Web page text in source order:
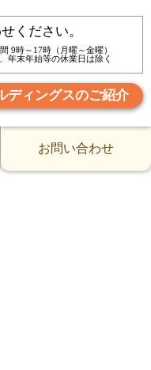
ください。
9時～17時（月曜～金曜）
年末年始等の休業日は除く
ディングスのご紹介
お問い合わせ
ステイアナさん)と看